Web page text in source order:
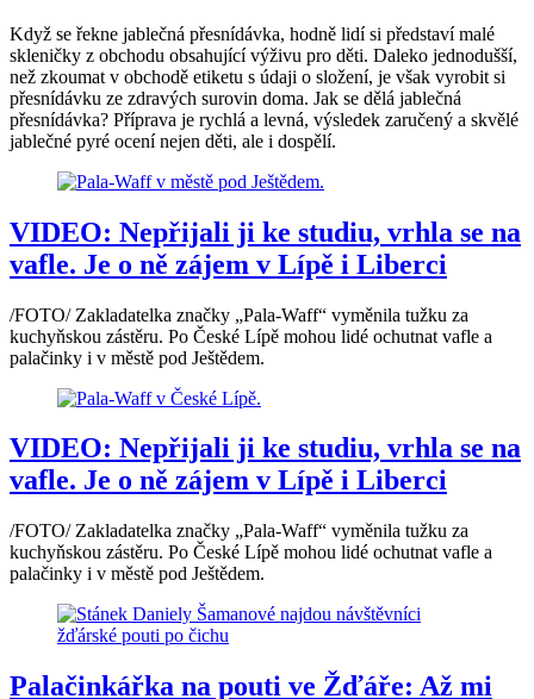
Když se řekne jablečná přesnídávka, hodně lidí si představí malé
skleničky z obchodu obsahující výživu pro děti. Daleko jednodušší,
než zkoumat v obchodě etiketu s údaji o složení, je však vyrobit si
přesnídávku ze zdravých surovin doma. Jak se dělá jablečná
přesnídávka? Příprava je rychlá a levná, výsledek zaručený a skvělé
jablečné pyré ocení nejen děti, ale i dospělí.
VIDEO: Nepřijali ji ke studiu, vrhla se na
vafle. Je o ně zájem v Lípě i Liberci
/FOTO/ Zakladatelka značky „Pala-Waff“ vyměnila tužku za
kuchyňskou zástěru. Po České Lípě mohou lidé ochutnat vafle a
palačinky i v městě pod Ještědem.
VIDEO: Nepřijali ji ke studiu, vrhla se na
vafle. Je o ně zájem v Lípě i Liberci
/FOTO/ Zakladatelka značky „Pala-Waff“ vyměnila tužku za
kuchyňskou zástěru. Po České Lípě mohou lidé ochutnat vafle a
palačinky i v městě pod Ještědem.
Palačinkářka na pouti ve Žďáře: Až mi